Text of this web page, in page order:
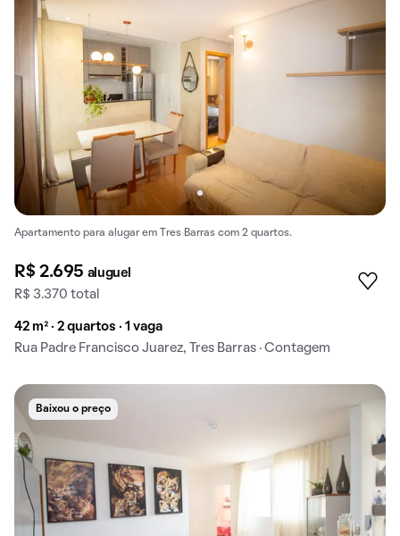
Apartamento para alugar em Tres Barras com 2 quartos.
R$ 2.695 aluguel
R$ 3.370 total
42 m² · 2 quartos · 1 vaga
Rua Padre Francisco Juarez, Tres Barras · Contagem
Baixou o preço